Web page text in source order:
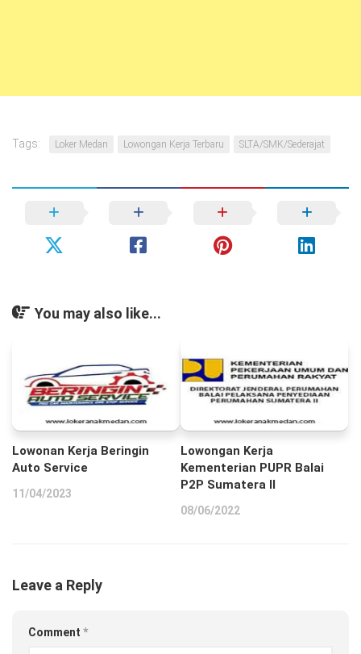
Tags: Loker Medan Lowongan Kerja Terbaru SLTA/SMK/Sederajat
You may also like...
Lowonan Kerja Beringin
Auto Service
11/04/2023
Lowongan Kerja
Kementerian PUPR Balai
P2P Sumatera II
08/06/2022
Leave a Reply
Comment *